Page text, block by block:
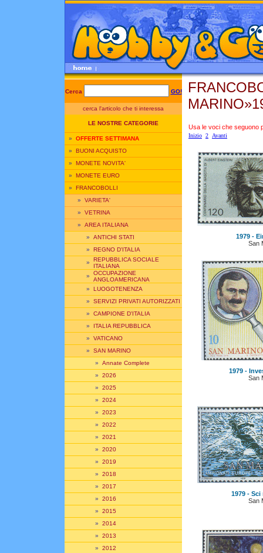
Cerca GO!
cerca l'articolo che ti interessa
LE NOSTRE CATEGORIE
» OFFERTE SETTIMANA
» BUONI ACQUISTO
» MONETE NOVITA'
» MONETE EURO
» FRANCOBOLLI
» VARIETA'
» VETRINA
» AREA ITALIANA
» ANTICHI STATI
» REGNO D'ITALIA
» REPUBBLICA SOCIALE
ITALIANA
» OCCUPAZIONE
ANGLOAMERICANA
» LUOGOTENENZA
» SERVIZI PRIVATI AUTORIZZATI
» CAMPIONE D'ITALIA
» ITALIA REPUBBLICA
» VATICANO
» SAN MARINO
» Annate Complete
» 2026
» 2025
» 2024
» 2023
» 2022
» 2021
» 2020
» 2019
» 2018
» 2017
» 2016
» 2015
» 2014
» 2013
» 2012
Usa le voci che seguono
Inizio 2 Avanti
1979 -
San
1979 -
San
1979 - Sci
San